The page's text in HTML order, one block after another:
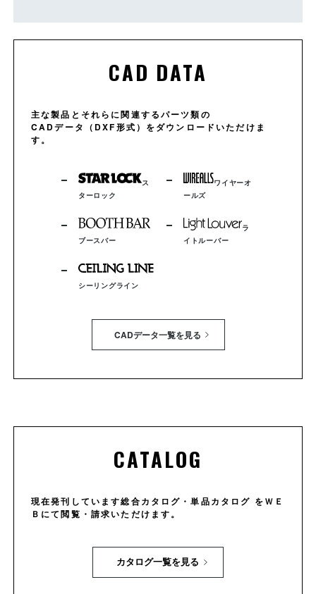
CAD DATA
主な製品とそれらに関連するパーツ類の
CADデータ（DXF形式）をダウンロードいただけま
す。
ス
ターロック
ブースバー
シーリングライン
ワイヤーオ
ールズ
ラ
イトルーバー
CADデータ一覧を見る
CATALOG
現在発刊しています総合カタログ・単品カタログ をＷＥ
Ｂにて閲覧・請求いただけます。
カタログ一覧を見る